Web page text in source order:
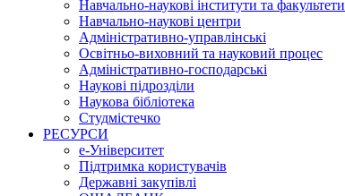
Навчально-наукові інститути та факультети
Навчально-наукові центри
Адміністративно-управлінські
Освітньо-виховний та науковий процес
Адміністративно-господарські
Наукові підрозділи
Наукова бібліотека
Студмістечко
РЕСУРСИ
е-Університет
Підтримка користувачів
Державні закупівлі